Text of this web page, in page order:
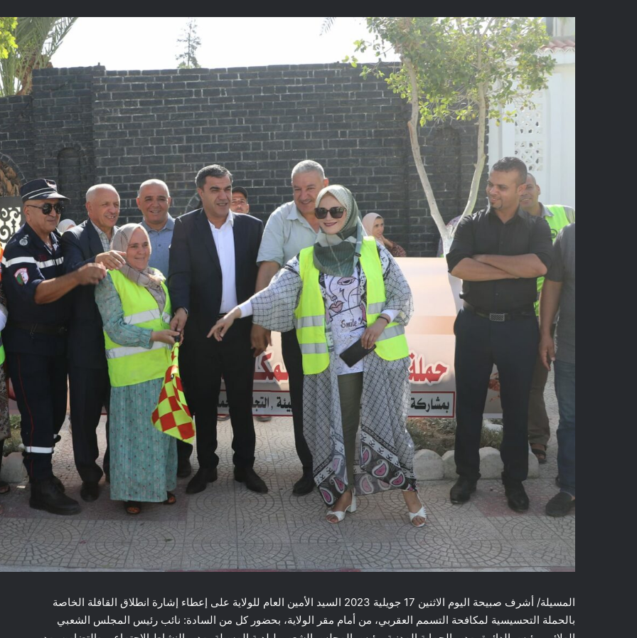
المسيلة/ أشرف صبيحة اليوم الاثنين 17 جويلية 2023 السيد الأمين العام للولاية على إعطاء إشارة انطلاق القافلة الخاصة
بالحملة التحسيسية لمكافحة التسمم العقربي، من أمام مقر الولاية، بحضور كل من السادة: نائب رئيس المجلس الشعبي